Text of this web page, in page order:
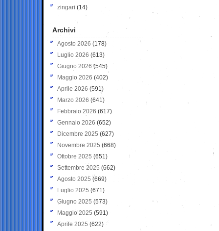
zingari (14)
Archivi
Agosto 2026 (178)
Luglio 2026 (613)
Giugno 2026 (545)
Maggio 2026 (402)
Aprile 2026 (591)
Marzo 2026 (641)
Febbraio 2026 (617)
Gennaio 2026 (652)
Dicembre 2025 (627)
Novembre 2025 (668)
Ottobre 2025 (651)
Settembre 2025 (662)
Agosto 2025 (669)
Luglio 2025 (671)
Giugno 2025 (573)
Maggio 2025 (591)
Aprile 2025 (622)